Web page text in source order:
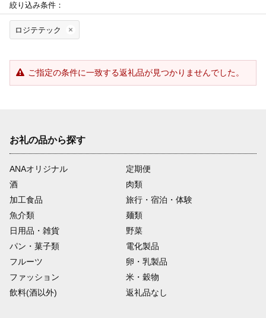
絞り込み条件：
ロジテテック
ご指定の条件に一致する返礼品が見つかりませんでした。
お礼の品から探す
ANAオリジナル
定期便
酒
肉類
加工食品
旅行・宿泊・体験
魚介類
麺類
日用品・雑貨
野菜
パン・菓子類
電化製品
フルーツ
卵・乳製品
ファッション
米・穀物
飲料(酒以外)
返礼品なし